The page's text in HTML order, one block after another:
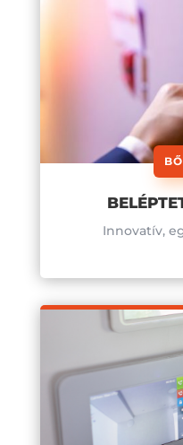
Innovatív,